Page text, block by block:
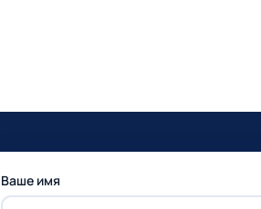
Ваше имя